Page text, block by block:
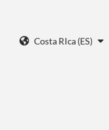
Costa RIca (ES)